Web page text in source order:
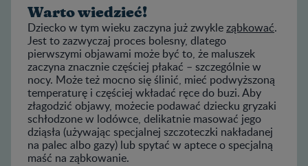
Warto wiedzieć!
Dziecko w tym wieku zaczyna już zwykleząbkować.
Jest to zazwyczaj proces bolesny, dlatego
pierwszymi objawami może być to, że maluszek
zaczyna znacznie częściej płakać – szczególnie w
nocy. Może też mocno się ślinić, mieć podwyższoną
temperaturę i częściej wkładać ręce do buzi. Aby
złagodzić objawy, możecie podawać dziecku gryzaki
schłodzone w lodówce, delikatnie masować jego
dziąsła (używając specjalnej szczoteczki nakładanej
na palec albo gazy) lub spytać w aptece o specjalną
maść na ząbkowanie.